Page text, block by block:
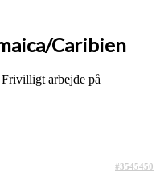
Caribien
Frivilligt arbejde på
#3545450